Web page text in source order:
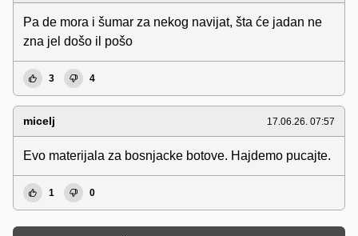
Pa de mora i šumar za nekog navijat, šta će jadan ne
zna jel došo il pošo
3 4
micelj 17.06.26. 07:57
Evo materijala za bosnjacke botove. Hajdemo pucajte.
1 0